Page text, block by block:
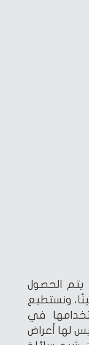
الحصول
ونستطيع
في
لها أعراض